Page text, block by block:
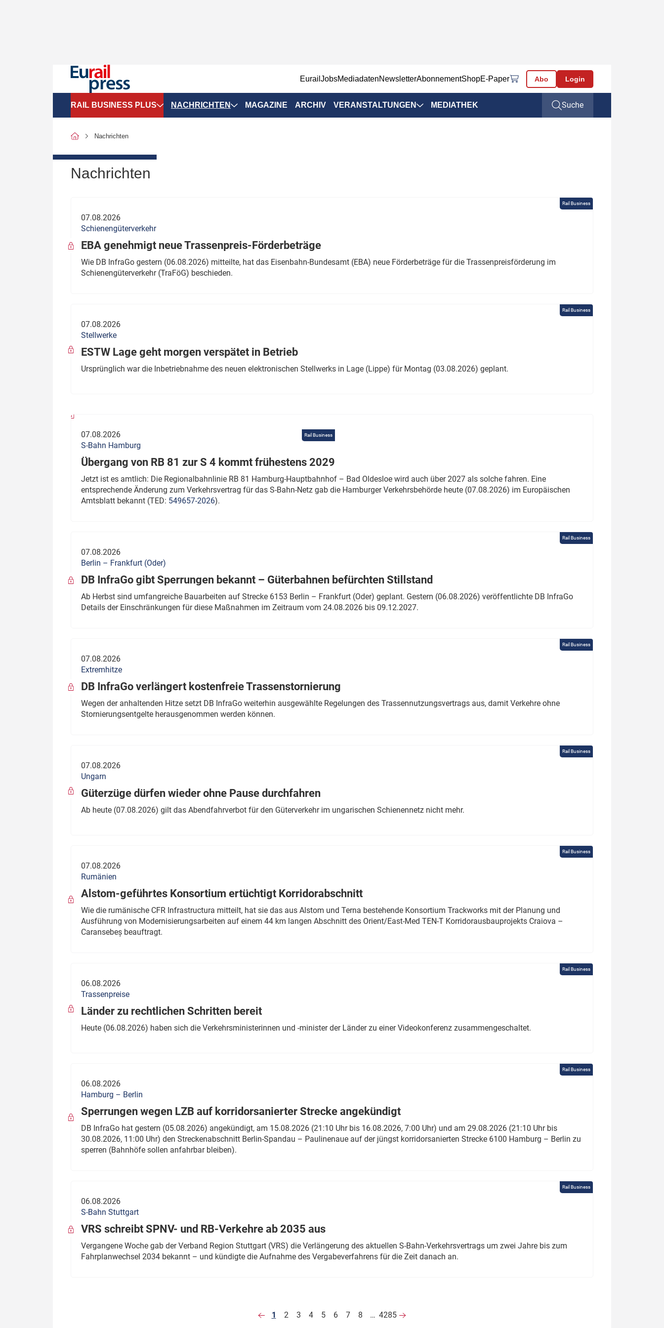
EurailJobsMediadatenNewsletterAbonnementShopE-Paper Abo Login
RAIL BUSINESS PLUS
SPNV-Marktdaten
Politik
Verbände: Wer spricht für
wen?
Thema des Monats
Dossier: Generalsanierung
Dossier: ETCS
NACHRICHTEN
Infrastruktur & Ausrüstung
ÖPNV
MAGAZINE ARCHIV VERANSTALTUNGEN MEDIATHEK Suche
Nachrichten
Nachrichten
Rail Business
07.08.2026
Schienengüterverkehr
EBA genehmigt neue Trassenpreis-Förderbeträge
Wie DB InfraGo gestern (06.08.2026) mitteilte, hat das Eisenbahn-Bundesamt (EBA) neue Förderbeträge für die Trassenpreisförderung im
Schienengüterverkehr (TraFöG) beschieden.
Rail Business
07.08.2026
Stellwerke
ESTW Lage geht morgen verspätet in Betrieb
Ursprünglich war die Inbetriebnahme des neuen elektronischen Stellwerks in Lage (Lippe) für Montag (03.08.2026) geplant.
Rail Business
07.08.2026
S-Bahn Hamburg
Übergang von RB 81 zur S 4 kommt frühestens 2029
Jetzt ist es amtlich: Die Regionalbahnlinie RB 81 Hamburg-Hauptbahnhof – Bad Oldesloe wird auch über 2027 als solche fahren. Eine
entsprechende Änderung zum Verkehrsvertrag für das S-Bahn-Netz gab die Hamburger Verkehrsbehörde heute (07.08.2026) im Europäischen
Amtsblatt bekannt (TED: 549657-2026).
Rail Business
07.08.2026
Berlin – Frankfurt (Oder)
DB InfraGo gibt Sperrungen bekannt – Güterbahnen befürchten Stillstand
Ab Herbst sind umfangreiche Bauarbeiten auf Strecke 6153 Berlin – Frankfurt (Oder) geplant. Gestern (06.08.2026) veröffentlichte DB InfraGo
Details der Einschränkungen für diese Maßnahmen im Zeitraum vom 24.08.2026 bis 09.12.2027.
Rail Business
07.08.2026
Extremhitze
DB InfraGo verlängert kostenfreie Trassenstornierung
Wegen der anhaltenden Hitze setzt DB InfraGo weiterhin ausgewählte Regelungen des Trassennutzungsvertrags aus, damit Verkehre ohne
Stornierungsentgelte herausgenommen werden können.
Rail Business
07.08.2026
Ungarn
Güterzüge dürfen wieder ohne Pause durchfahren
Ab heute (07.08.2026) gilt das Abendfahrverbot für den Güterverkehr im ungarischen Schienennetz nicht mehr.
Rail Business
07.08.2026
Rumänien
Alstom-geführtes Konsortium ertüchtigt Korridorabschnitt
Wie die rumänische CFR Infrastructura mitteilt, hat sie das aus Alstom und Terna bestehende Konsortium Trackworks mit der Planung und
Ausführung von Modernisierungsarbeiten auf einem 44 km langen Abschnitt des Orient/East-Med TEN-T Korridorausbauprojekts Craiova –
Caransebeș beauftragt.
Rail Business
06.08.2026
Trassenpreise
Länder zu rechtlichen Schritten bereit
Heute (06.08.2026) haben sich die Verkehrsministerinnen und -minister der Länder zu einer Videokonferenz zusammengeschaltet.
Rail Business
06.08.2026
Hamburg – Berlin
Sperrungen wegen LZB auf korridorsanierter Strecke angekündigt
DB InfraGo hat gestern (05.08.2026) angekündigt, am 15.08.2026 (21:10 Uhr bis 16.08.2026, 7:00 Uhr) und am 29.08.2026 (21:10 Uhr bis
30.08.2026, 11:00 Uhr) den Streckenabschnitt Berlin-Spandau – Paulinenaue auf der jüngst korridorsanierten Strecke 6100 Hamburg – Berlin zu
sperren (Bahnhöfe sollen anfahrbar bleiben).
Rail Business
06.08.2026
S-Bahn Stuttgart
VRS schreibt SPNV- und RB-Verkehre ab 2035 aus
Vergangene Woche gab der Verband Region Stuttgart (VRS) die Verlängerung des aktuellen S-Bahn-Verkehrsvertrags um zwei Jahre bis zum
Fahrplanwechsel 2034 bekannt – und kündigte die Aufnahme des Vergabeverfahrens für die Zeit danach an.
1 2 3 4 5 6 7 8 … 4285